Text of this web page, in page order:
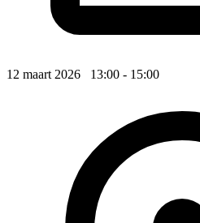
12 maart 2026 13:00 - 15:00